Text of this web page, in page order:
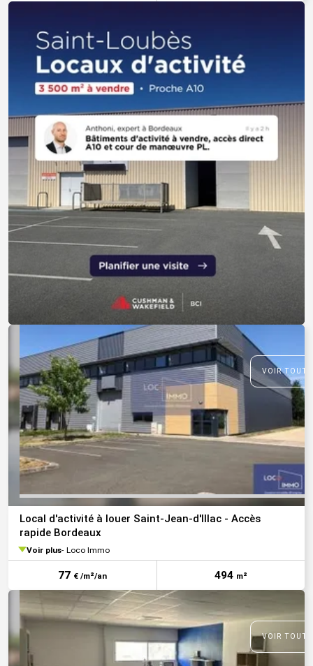
VOIR
Local d'activité à louer Saint-Jean-d'Illac - Accès
rapide Bordeaux
Voir plus Loco Immo
77 € /m²/an 494 m²
VOIR